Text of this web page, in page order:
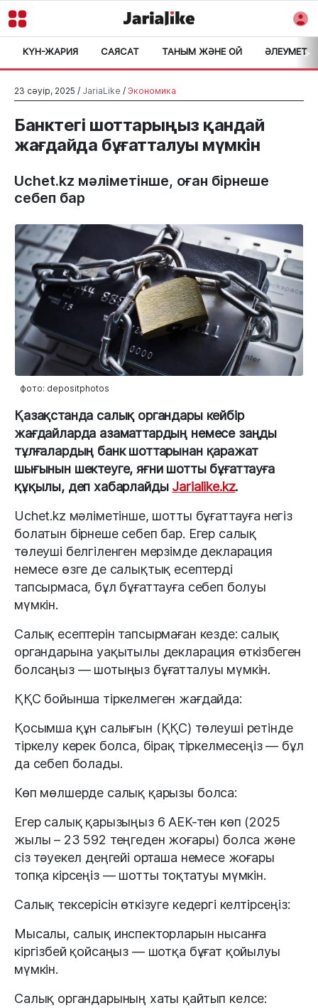
КҮН-ЖАРИЯ САЯСАТ ТАНЫМ ЖӘНЕ ОЙ ӘЛЕУМЕТ>
23 сәуір, 2025 / JariaLike / Экономика
Банктегі шоттарыңыз қандай
жағдайда бұғатталуы мүмкін
Uchet.kz мәліметінше, оған бірнеше
себеп бар
фото: depositphotos
Қазақстанда салық органдары кейбір
жағдайларда азаматтардың немесе заңды
тұлғалардың банк шоттарынан қаражат
шығынын шектеуге, яғни шотты бұғаттауға
құқылы, деп хабарлайды Jarialike.kz.
Uchet.kz мәліметінше, шотты бұғаттауға негіз
болатын бірнеше себеп бар. Егер салық
төлеуші белгіленген мерзімде декларация
немесе өзге де салықтық есептерді
тапсырмаса, бұл бұғаттауға себеп болуы
мүмкін.
Салық есептерін тапсырмаған кезде: салық
органдарына уақытылы декларация өткізбеген
болсаңыз — шотыңыз бұғатталуы мүмкін.
ҚҚС бойынша тіркелмеген жағдайда:
Қосымша құн салығын (ҚҚС) төлеуші ретінде
тіркелу керек болса, бірақ тіркелмесеңіз — бұл
да себеп болады.
Көп мөлшерде салық қарызы болса:
Егер салық қарызыңыз 6 АЕК-тен көп (2025
жылы – 23 592 теңгеден жоғары) болса және
сіз тәуекел деңгейі орташа немесе жоғары
топқа кірсеңіз — шотты тоқтатуы мүмкін.
Салық тексерісін өткізуге кедергі келтірсеңіз:
Мысалы, салық инспекторларын нысанға
кіргізбей қойсаңыз — шотқа бұғат қойылуы
мүмкін.
Салық органдарының хаты қайтып келсе: